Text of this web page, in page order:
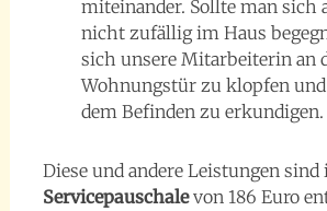
miteinander. Sollte man sich
nicht zufällig im Haus
sich unsere Mitarbeiterin an
Wohnungstür zu klopfen
dem Befinden zu erkundigen.
Diese und andere Leistungen sind
Servicepauschalevon 186 Euro